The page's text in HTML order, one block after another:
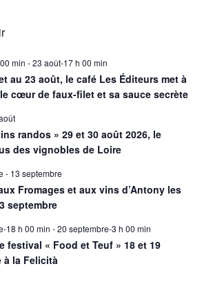
min -23 août-17 h 00 min
au 23 août, le café Les Éditeurs met à
cœur de faux-filet et sa sauce secrète
randos » 29 et 30 août 2026, le
des vignobles de Loire
- 13 septembre
Fromages et aux vins d’Antony les
septembre
18 h 00 min -20 septembre-3 h 00 min
festival « Food et Teuf » 18 et 19
à la Felicità